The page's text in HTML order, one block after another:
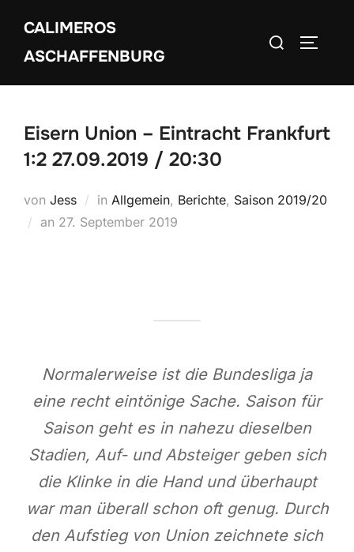
Inhalt
springen
CALIMEROS
ASCHAFFENBURG
Suchen
Eisern Union – Eintracht Frankfurt
1:2 27.09.2019 / 20:30
von Jess in Allgemein, Berichte, Saison 2019/20
an Veröffentlicht
27. September 2019
Normalerweise ist die Bundesliga ja
eine recht eintönige Sache. Saison für
Saison geht es in nahezu dieselben
Stadien, Auf- und Absteiger geben sich
die Klinke in die Hand und überhaupt
war man überall schon oft genug. Durch
den Aufstieg von Union zeichnete sich